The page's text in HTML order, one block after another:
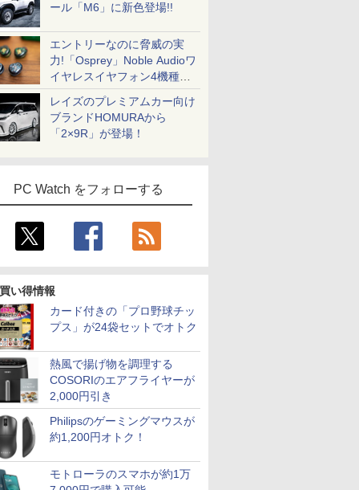
ール「M6」に新色登場!!
エントリーなのに脅威の実
力!「Osprey」Noble Audioワ
イヤレスイヤフォン4機種を
一気に聴く
レイズのプレミアムカー向け
ブランドHOMURAから
「2×9R」が登場！
PC Watch をフォローする
い得情報
カード付きの「プロ野球チッ
プス」が24袋セットでオトク
熱風で揚げ物を調理する
COSORIのエアフライヤーが
2,000円引き
Philipsのゲーミングマウスが
約1,200円オトク！
モトローラのスマホが約1万